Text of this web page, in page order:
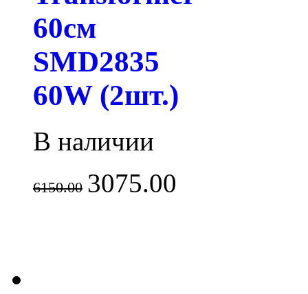
60см
SMD2835
60W (2шт.)
В наличии
6150.00 3075.00